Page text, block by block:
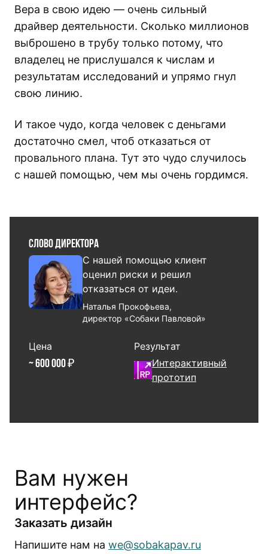
Вера в свою идею — очень сильный
драйвер деятельности. Сколько миллионов
выброшено в трубу только потому, что
владелец не прислушался к числам и
результатам исследований и упрямо гнул
свою линию.
И такое чудо, когда человек с деньгами
достаточно смел, чтоб отказаться от
провального плана. Тут это чудо случилось
с нашей помощью, чем мы очень гордимся.
Вам нужен
интерфейс?
Заказать дизайн
Напишите нам на we@sobakapav.ru
Слово директора
С нашей помощью клиент
оценил риски и решил
отказаться от идеи.
Наталья Прокофьева,
директор «Собаки Павловой»
Цена
~ 600 000 ₽
Результат
Интерактивный
прототип